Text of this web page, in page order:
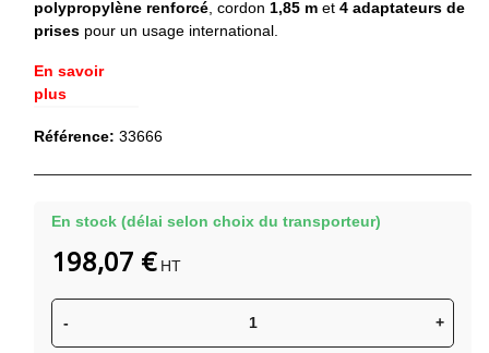
polypropylène renforcé , cordon 1,85 m et 4 adaptateurs de
prises pour un usage international.
En savoir
plus
Référence: 33666
En stock (délai selon choix du transporteur)
- +
198,07 € HT